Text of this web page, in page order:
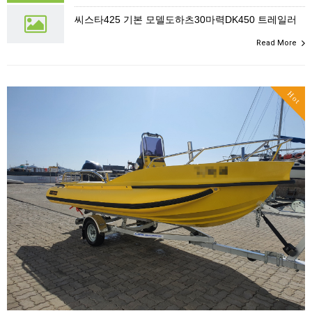
씨스타425 기본 모델도하츠30마력DK450 트레일러
Read More
Hot